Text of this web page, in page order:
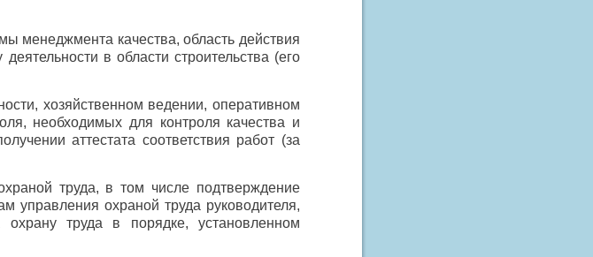
менеджмента качества, область действия
в области строительства (его
хозяйственном ведении, оперативном
необходимых для контроля качества и
аттестата соответствия работ (за
труда, в том числе подтверждение
управления охраной труда руководителя,
охрану труда в порядке, установленном